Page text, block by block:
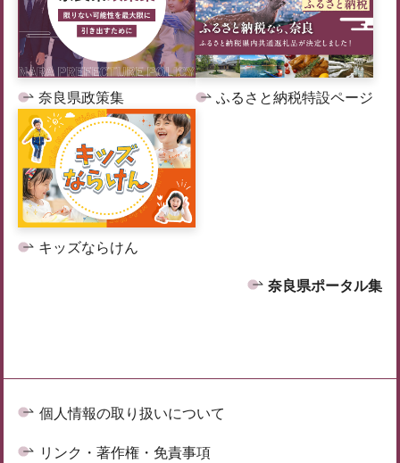
奈良県政策集 ふるさと納税特設ページ
キッズならけん
奈良県ポータル集
個人情報の取り扱いについて
リンク・著作権・免責事項